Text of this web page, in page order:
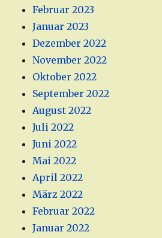
Februar 2023
Januar 2023
Dezember 2022
November 2022
Oktober 2022
September 2022
August 2022
Juli 2022
Juni 2022
Mai 2022
April 2022
März 2022
Februar 2022
Januar 2022